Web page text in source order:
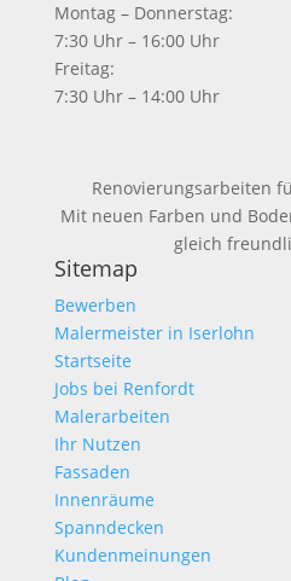
Montag – Donnerstag:
7:30 Uhr – 16:00 Uhr
Freitag:
7:30 Uhr – 14:00 Uhr
Renovierungsarbeiten
Mit neuen Farben und
gleich
Sitemap
Bewerben
Malermeister in Iserlohn
Startseite
Jobs bei Renfordt
Malerarbeiten
Ihr Nutzen
Fassaden
Innenräume
Spanndecken
Kundenmeinungen